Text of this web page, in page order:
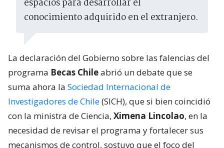
espacios para desarrollar el
conocimiento adquirido en el extranjero.
La declaración del Gobierno sobre las falencias del
programa Becas Chileabrió un debate que se
suma ahora la Sociedad Internacional de
Investigadores de Chile(SICH), que si bien coincidió
con la ministra de Ciencia, Ximena Lincolao, en la
necesidad de revisar el programa y fortalecer sus
mecanismos de control, sostuvo que el foco del